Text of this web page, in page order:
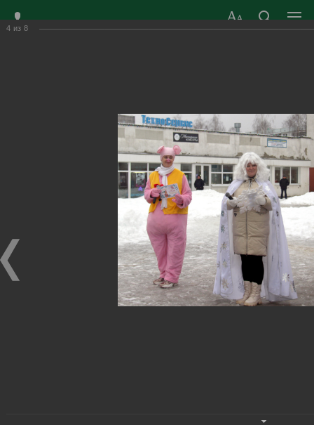
САМОУПРАВЛЕНИЯ
г. Радужный, 1 квартал, д.55
Адрес здания администрации
radugn@avo.ru
Электронная почта
Главная Фотогалерея › Новости
›
Здравствуй, Дедушка Мороз!
Здравствуй, Дедушка Мороз!
4 из 8